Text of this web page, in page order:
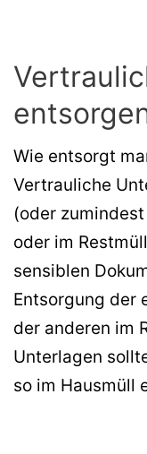
Wie entsorgt
Vertrauliche
(oder
oder im
sensiblen
Entsorgung der
der anderen im
Unterlagen
so im Hausmüll